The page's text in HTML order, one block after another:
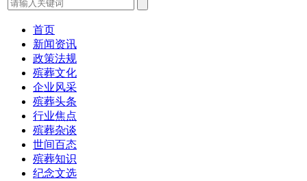
首页
新闻资讯
政策法规
殡葬文化
企业风采
殡葬头条
行业焦点
殡葬杂谈
世间百态
殡葬知识
纪念文选